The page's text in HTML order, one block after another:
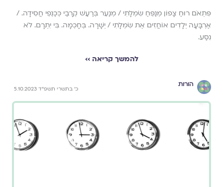
פִּתְאֹם רוּחַ צָפוֹן מְנַפֵּחַ שִׂמְלָתִי / מְנַעֵר בְּרַעַשׁ קְרָבַי כְּכַנְפֵי חֲסִידָה. /
אַרְבָּעָה יְלָדִים אוֹחֲזִים אֶת שִׂמְלָתִי / יְשָׁרָה. בְּחָכְמָה. בִּי יִתְרָם. לֹא
נִסַּע.
להמשך קריאה ››
הורות
כ׳ בתשרי תשפ״ד 5.10.2023